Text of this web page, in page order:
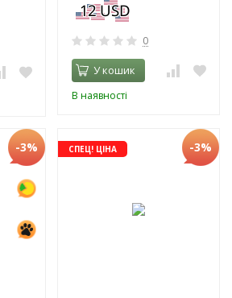
0
У кошик
В наявності
-3% СПЕЦ! ЦІНА -3%